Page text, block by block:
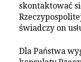
skontaktować
świadczy on
Dla Państwa